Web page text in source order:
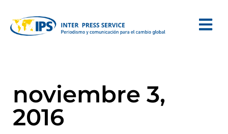
noviembre 3,
2016